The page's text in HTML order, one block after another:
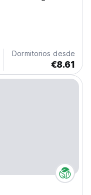
Dormitorios desde
€8.61